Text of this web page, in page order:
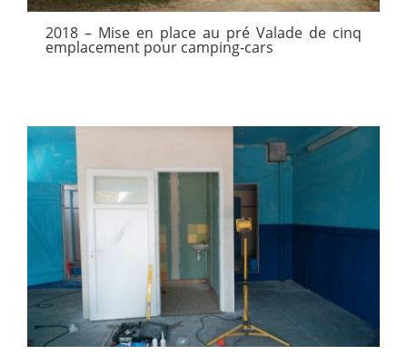
2018 – Mise en place au pré Valade de cinq
emplacement pour camping-cars